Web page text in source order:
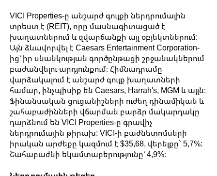
VICI Properties-ը անշարժ գույքի ներդրումային
տրեստ է (REIT), որը մասնագիտացած է
խաղատներում և զվարճանքի այլ օբյեկտներում:
Այն ձևավորվել է Caesars Entertainment Corporation-
ից՝ իր սնանկության գործընթացի շրջանակներում
բաժանվելու արդյունքում։ Հիմնադրամը
վարձակալում է անշարժ գույք խաղատների
համար, ինչպիսիք են Caesars, Harrah's, MGM և այլն:
Ֆինանսական ցուցանիշների ուժեղ դինամիկան և
շահաբաժինների վճարման բարձր մակարդակը
դարձնում են VICI Properties-ը գրավիչ
ներդրումային թիրախ: VICI-ի բաժնետոմսերի
իրական արժեքը կազմում է $35,68, վերելքը` 5,7%:
Շահաբաժնի եկամտաբերությունը՝ 4,9%։